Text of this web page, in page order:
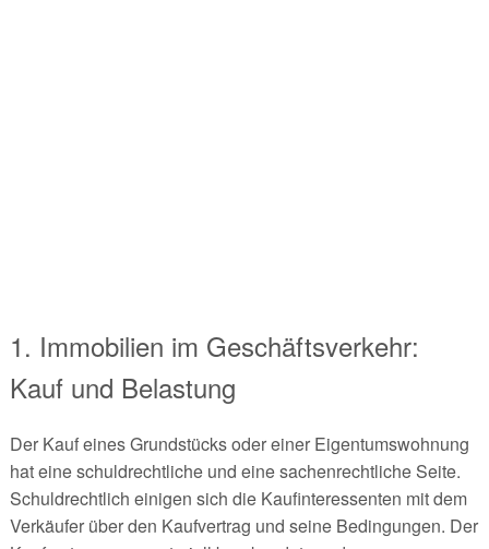
1. Immobilien im Geschäftsverkehr:
Kauf und Belastung
Der Kauf eines Grundstücks oder einer Eigentumswohnung
hat eine schuldrechtliche und eine sachenrechtliche Seite.
Schuldrechtlich einigen sich die Kaufinteressenten mit dem
Verkäufer über den Kaufvertrag und seine Bedingungen. Der